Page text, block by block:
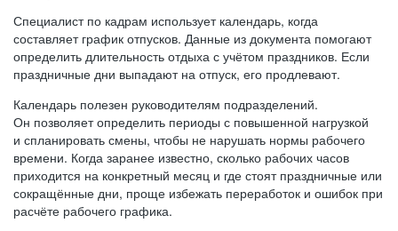
Специалист по кадрам использует календарь, когда
составляет график отпусков. Данные из документа помогают
определить длительность отдыха с учётом праздников. Если
праздничные дни выпадают на отпуск, его продлевают.
Календарь полезен руководителям подразделений.
Он позволяет определить периоды с повышенной нагрузкой
и спланировать смены, чтобы не нарушать нормы рабочего
времени. Когда заранее известно, сколько рабочих часов
приходится на конкретный месяц и где стоят праздничные или
сокращённые дни, проще избежать переработок и ошибок при
расчёте рабочего графика.